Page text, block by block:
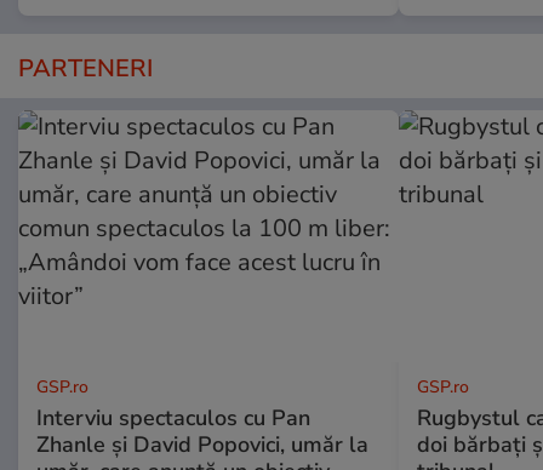
PARTENERI
GSP.ro
Interviu spectaculos cu Pan
Zhanle și David Popovici, umăr la
GSP.ro
Rugbystul
doi bărbați